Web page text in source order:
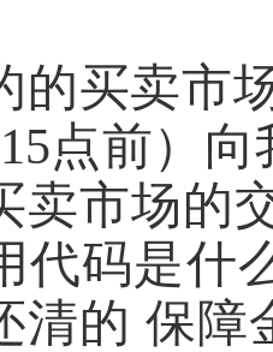
的买卖市
点前）
卖市场的
代码是什
清的 保障